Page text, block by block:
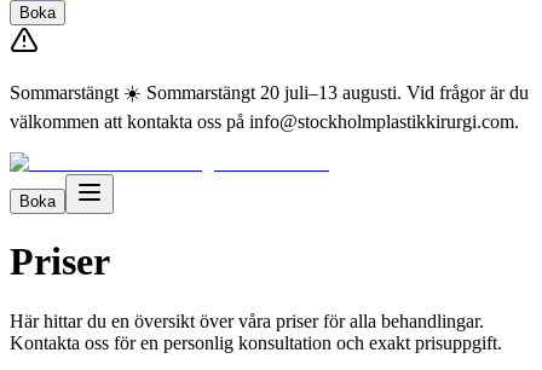
Boka
Sommarstängt ☀️ Sommarstängt 20 juli–13 augusti. Vid frågor är du
välkommen att kontakta oss på info@stockholmplastikkirurgi.com.
Boka
Priser
Här hittar du en översikt över våra priser för alla behandlingar.
Kontakta oss för en personlig konsultation och exakt prisuppgift.